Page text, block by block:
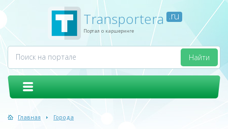
Transportera .ru
Портал о каршеринге
Главная Города